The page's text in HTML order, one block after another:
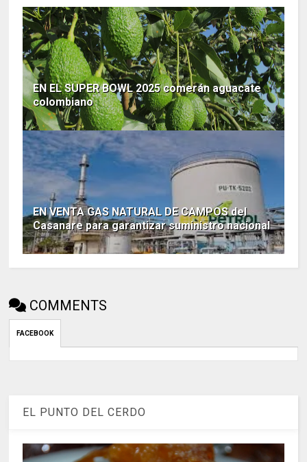
EN EL SUPER BOWL 2025 comerán aguacate
colombiano
EN VENTA GAS NATURAL DE CAMPOS del
Casanare para garantizar suministro nacional
COMMENTS
FACEBOOK
EL PUNTO DEL CERDO